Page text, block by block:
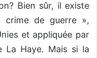
Bien sûr, il existe
crime de guerre »,
et appliquée par
La Haye. Mais si la